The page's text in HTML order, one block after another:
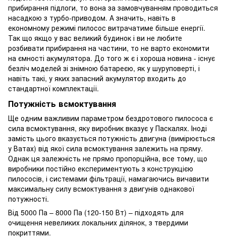
прибирання підлоги, то вона за замовчуванням проводиться
насадкою з турбо-приводом. А значить, навіть в
економному режимі пилосос витрачатиме більше енергії.
Так що якщо у вас великий будинок і ви не любите
розбивати прибирання на частини, то не варто економити
на ємності акумулятора. До того ж є і хороша новина - існує
безліч моделей зі знімною батареєю, як у шуруповерті, і
навіть такі, у яких запасний акумулятор входить до
стандартної комплектації.
Потужність всмоктування
Ще одним важливим параметром бездротового пилососа є
сила всмоктування, яку виробник вказує у Паскалях. Іноді
замість цього вказується потужність двигуна (вимірюється
у Ватах) від якої сила всмоктування залежить на пряму.
Однак ця залежність не прямо пропорційна, все тому, що
виробники постійно експериментують з конструкцією
пилососів, і системами фільтрації, намагаючись вичавити
максимальну силу всмоктування з двигунів однакової
потужності.
Від 5000 Па – 8000 Па (120-150 Вт) – підходять для
очищення невеликих локальних ділянок, з твердими
покриттями.